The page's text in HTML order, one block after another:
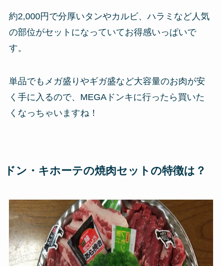
約2,000円で分厚いタンやカルビ、ハラミなど人気
の部位がセットになっていてお得感いっぱいで
す。
単品でもメガ盛りやギガ盛など大容量のお肉が安
く手に入るので、MEGAドンキに行ったら買いた
くなっちゃいますね！
ドン・キホーテの焼肉セットの特徴は？